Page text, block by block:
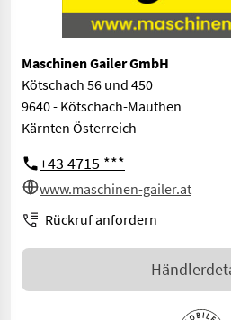
Maschinen Gailer GmbH
Kötschach 56 und 450
9640 - Kötschach-Mauthen
Kärnten Österreich
+43 4715 ***
www.maschinen-gailer.at
Rückruf anfordern